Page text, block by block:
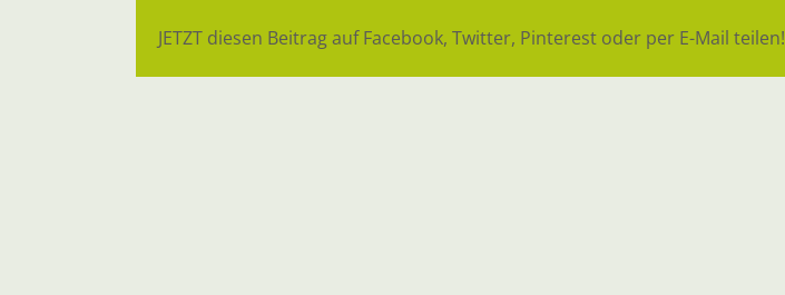
JETZT diesen Beitrag auf Facebook, Twitter, Pinterest oder per E-Mail teilen!